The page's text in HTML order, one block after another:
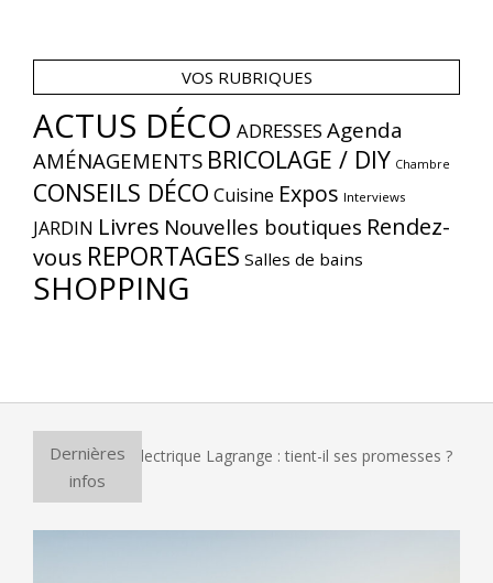
VOS RUBRIQUES
ACTUS DÉCO ADRESSES Agenda
AMÉNAGEMENTS BRICOLAGE / DIY Chambre
CONSEILS DÉCO Cuisine Expos Interviews
JARDIN Livres Nouvelles boutiques Rendez-
vous REPORTAGES Salles de bains
SHOPPING
Dernières
infos
à pizza électrique Lagrange : tient-il ses promesses ?